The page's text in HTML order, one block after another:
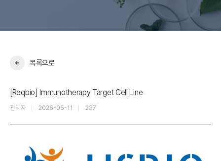
목록으로
[Reqbio] Immunotherapy Target Cell Line
관리자 2026-05-11 237